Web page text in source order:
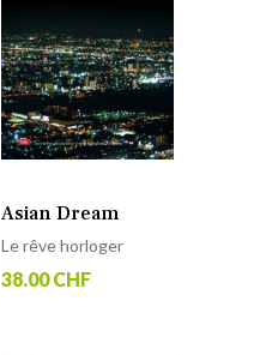
Asian Dream
Le rêve horloger
38.00 CHF